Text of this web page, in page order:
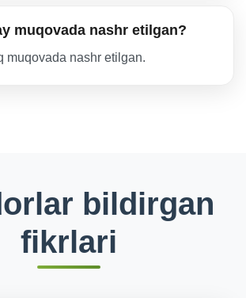
muqovada nashr etilgan?
muqovada nashr etilgan.
bildirgan
fikrlari